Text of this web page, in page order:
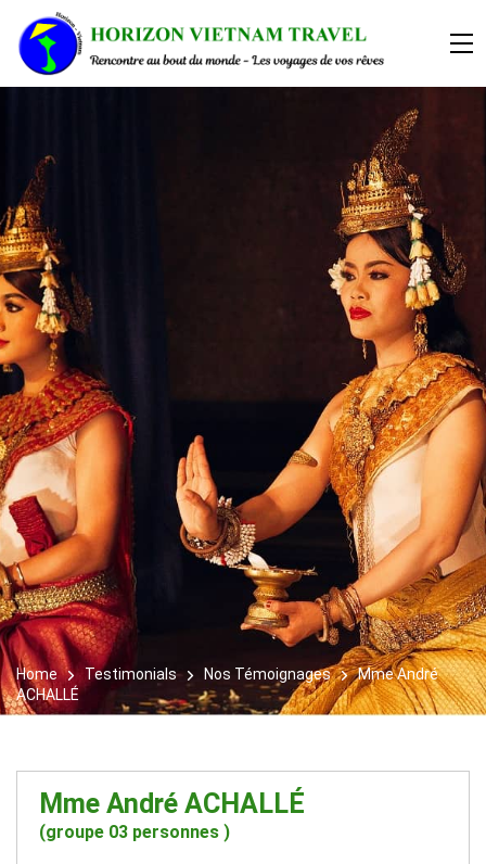
Home Testimonials Nos Témoignages
Mme André
ACHALLÉ
Mme André ACHALLÉ
(groupe 03 personnes )